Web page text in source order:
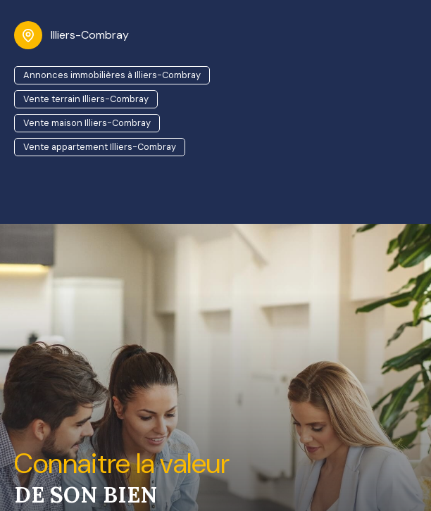
Illiers-Combray
Annonces immobilières à Illiers-Combray
Vente terrain Illiers-Combray
Vente maison Illiers-Combray
Vente appartement Illiers-Combray
connaitre la valeur
DE SON BIEN